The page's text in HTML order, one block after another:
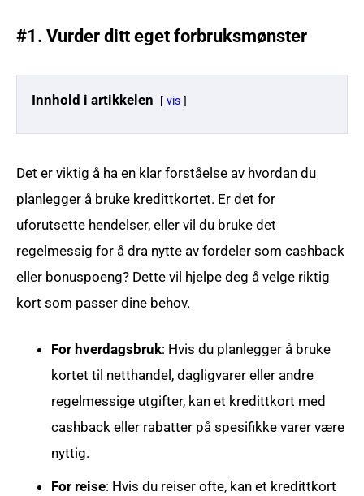
#1. Vurder ditt eget forbruksmønster
Innhold i artikkelen vis
Det er viktig å ha en klar forståelse av hvordan du
planlegger å bruke kredittkortet. Er det for
uforutsette hendelser, eller vil du bruke det
regelmessig for å dra nytte av fordeler som cashback
eller bonuspoeng? Dette vil hjelpe deg å velge riktig
kort som passer dine behov.
For hverdagsbruk: Hvis du planlegger å bruke
kortet til netthandel, dagligvarer eller andre
regelmessige utgifter, kan et kredittkort med
cashback eller rabatter på spesifikke varer være
nyttig.
For reise: Hvis du reiser ofte, kan et kredittkort